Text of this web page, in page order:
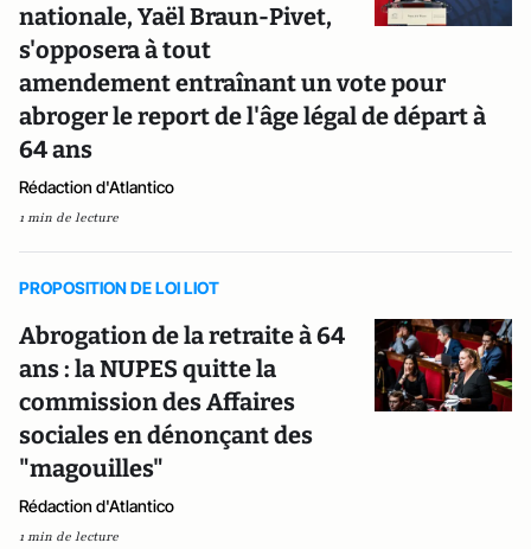
nationale, Yaël Braun-Pivet,
s'opposera à tout
amendement entraînant un vote pour
abroger le report de l'âge légal de départ à
64 ans
Rédaction d'Atlantico
1 min de lecture
PROPOSITION DE LOI LIOT
Abrogation de la retraite à 64
ans : la NUPES quitte la
commission des Affaires
sociales en dénonçant des
"magouilles"
Rédaction d'Atlantico
1 min de lecture